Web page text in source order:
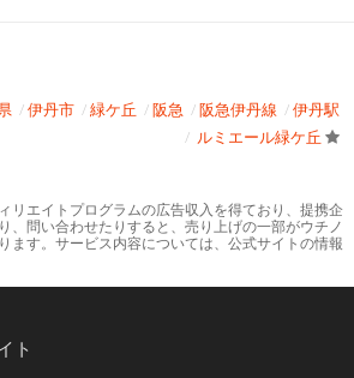
伊丹市 緑ケ丘 阪急 阪急伊丹線
伊丹駅
ルミエール緑ケ丘
リエイトプログラムの広告収入を得ており、提携企
、問い合わせたりすると、売り上げの一部がウチノ
ます。サービス内容については、公式サイトの情報
ト